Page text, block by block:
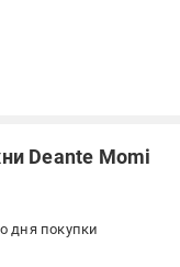
Deante Momi
дня покупки